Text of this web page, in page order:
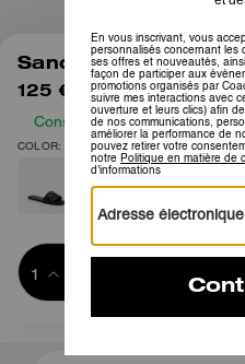
1
Sandale Holly
125 € 150 €
Consultez notre guide des
COLOR: Érable